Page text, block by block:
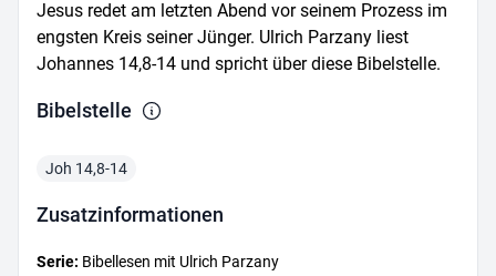
Jesus redet am letzten Abend vor seinem Prozess im
engsten Kreis seiner Jünger. Ulrich Parzany liest
Johannes 14,8-14 und spricht über diese Bibelstelle.
Bibelstelle
Joh 14,8-14
Zusatz­informationen
Serie: Bibellesen mit Ulrich Parzany